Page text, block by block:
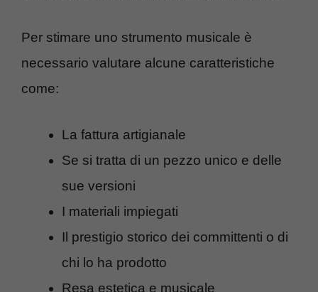
Per stimare uno strumento musicale è
necessario valutare alcune caratteristiche
come:
La fattura artigianale
Se si tratta di un pezzo unico e delle
sue versioni
I materiali impiegati
Il prestigio storico dei committenti o di
chi lo ha prodotto
Resa estetica e musicale